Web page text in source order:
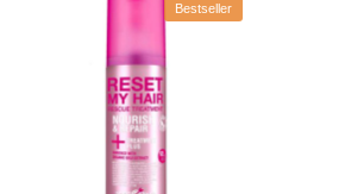
Bestseller